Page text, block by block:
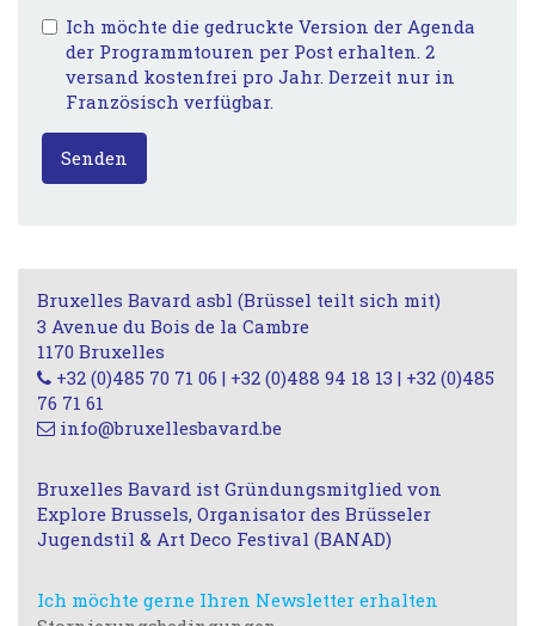
Ich möchte die gedruckte Version der Agenda
der Programmtouren per Post erhalten. 2
versand kostenfrei pro Jahr. Derzeit nur in
Französisch verfügbar.
Senden
Bruxelles Bavard asbl (Brüssel teilt sich mit)
3 Avenue du Bois de la Cambre
1170 Bruxelles
+32 (0)485 70 71 06 | +32 (0)488 94 18 13 | +32 (0)485
76 71 61
info@bruxellesbavard.be
Bruxelles Bavard ist Gründungsmitglied von
Explore Brussels, Organisator des Brüsseler
Jugendstil & Art Deco Festival (BANAD)
Ich möchte gerne Ihren Newsletter erhalten